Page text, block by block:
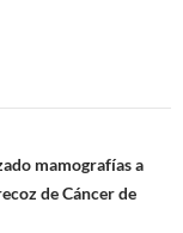
mamografías a
de Cáncer de